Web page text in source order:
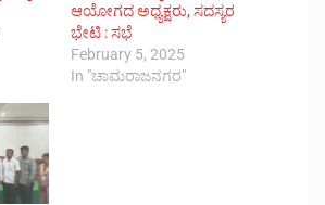
ಆಯೋಗದ ಅಧ್ಯಕ್ಷರು, ಸದಸ್ಯರ
ಭೇಟಿ : ಸಭೆ
February 5, 2025
In "ಚಾಮರಾಜನಗರ"